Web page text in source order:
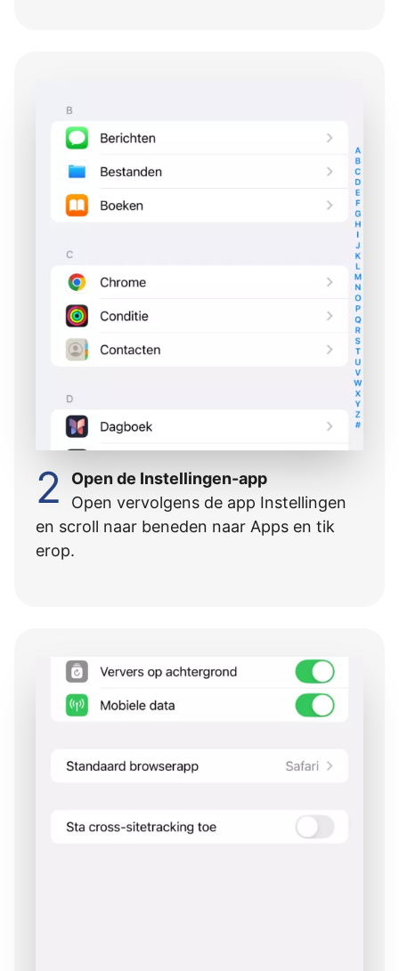
2
Open de Instellingen-app
Open vervolgens de app Instellingen
en scroll naar beneden naar Apps en tik
erop.